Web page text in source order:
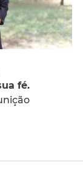
fé.